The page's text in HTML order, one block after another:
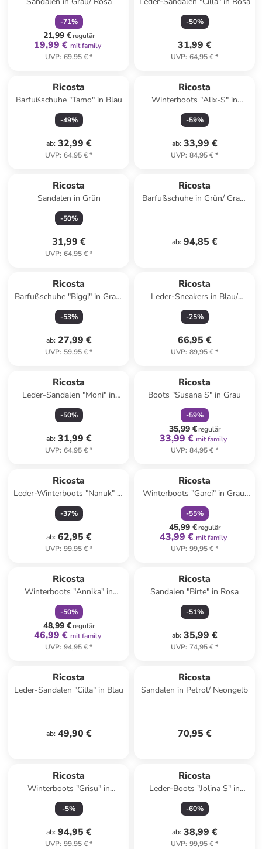
-71%
21,99 €regulär
19,99 € mit family
UVP: 69,95 €*
-50%
31,99 €
UVP: 64,95 €*
Ricosta
Barfußschuhe "Tamo" in Blau
-49%
ab: 32,99 €
UVP: 64,95 €*
Ricosta
Winterboots "Alix-S" in
Dunkelblau
-59%
ab: 33,99 €
UVP: 84,95 €*
Ricosta
Sandalen in Grün
-50%
31,99 €
UVP: 64,95 €*
Ricosta
Barfußschuhe in Grün/ Grau/
ab: 94,85 €
Ricosta
Barfußschuhe "Biggi" in Grau/
Orange
-53%
ab: 27,99 €
UVP: 59,95 €*
Ricosta
Leder-Sneakers in Blau/
Orange
-25%
66,95 €
UVP: 89,95 €*
Ricosta
Leder-Sandalen "Moni" in
Rosa
-50%
ab: 31,99 €
UVP: 64,95 €*
Ricosta
Boots "Susana S" in Grau
-59%
35,99 €regulär
33,99 € mit family
UVP: 84,95 €*
Ricosta
Leder-Winterboots "Nanuk" in
Schwarz
-37%
ab: 62,95 €
UVP: 99,95 €*
Ricosta
Winterboots "Garei" in Grau/
Rosa
-55%
45,99 €regulär
43,99 € mit family
UVP: 99,95 €*
Ricosta
Winterboots "Annika" in
Weiß/ Grau
-50%
48,99 €regulär
46,99 € mit family
UVP: 94,95 €*
Ricosta
Sandalen "Birte" in Rosa
-51%
ab: 35,99 €
UVP: 74,95 €*
Ricosta
Leder-Sandalen "Cilla" in Blau
ab: 49,90 €
Ricosta
Sandalen in Petrol/ Neongelb
70,95 €
Ricosta
Winterboots "Grisu" in
Dunkelblau
-5%
ab: 94,95 €
UVP: 99,95 €*
Ricosta
Leder-Boots "Jolina S" in
Dunkelblau
-60%
ab: 38,99 €
UVP: 99,95 €*